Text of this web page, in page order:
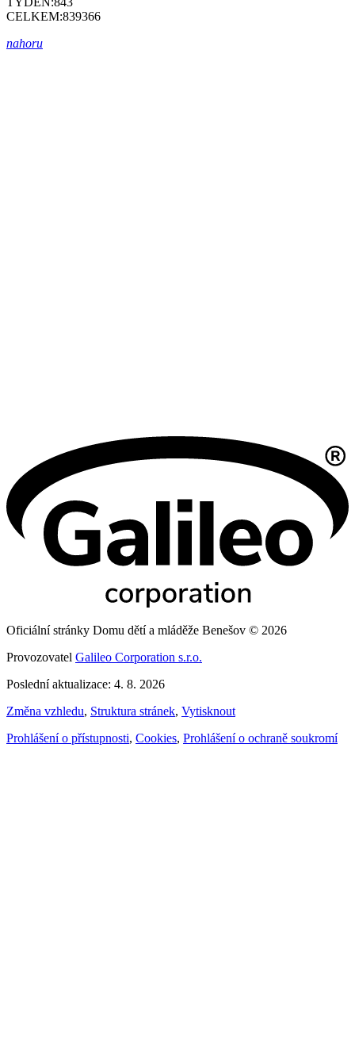
CELKEM:839366
nahoru
Oficiální stránky Domu dětí a mláděže Benešov © 2026
Provozovatel Galileo Corporation s.r.o.
Poslední aktualizace: 4. 8. 2026
Změna vzhledu, Struktura stránek, Vytisknout
Prohlášení o přístupnosti, Cookies, Prohlášení o ochraně soukromí